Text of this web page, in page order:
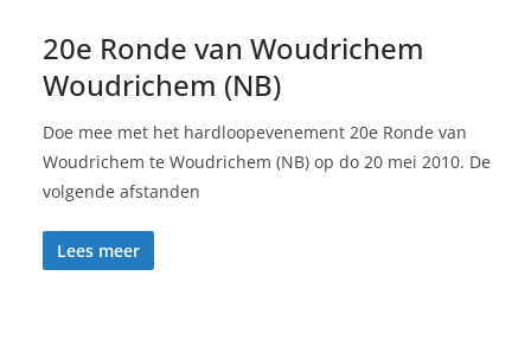
20e Ronde van Woudrichem
Woudrichem (NB)
Doe mee met het hardloopevenement 20e Ronde van
Woudrichem te Woudrichem (NB) op do 20 mei 2010. De
volgende afstanden
Lees meer